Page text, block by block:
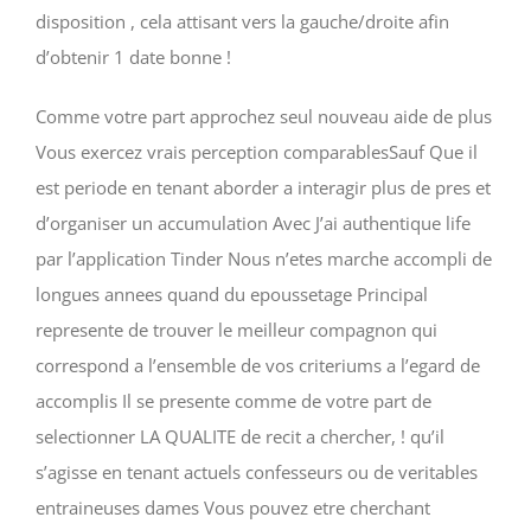
disposition , cela attisant vers la gauche/droite afin
d’obtenir 1 date bonne !
Comme votre part approchez seul nouveau aide de plus
Vous exercez vrais perception comparablesSauf Que il
est periode en tenant aborder a interagir plus de pres et
d’organiser un accumulation Avec J’ai authentique life
par l’application Tinder Nous n’etes marche accompli de
longues annees quand du epoussetage Principal
represente de trouver le meilleur compagnon qui
correspond a l’ensemble de vos criteriums a l’egard de
accomplis Il se presente comme de votre part de
selectionner LA QUALITE de recit a chercher, ! qu’il
s’agisse en tenant actuels confesseurs ou de veritables
entraineuses dames Vous pouvez etre cherchant